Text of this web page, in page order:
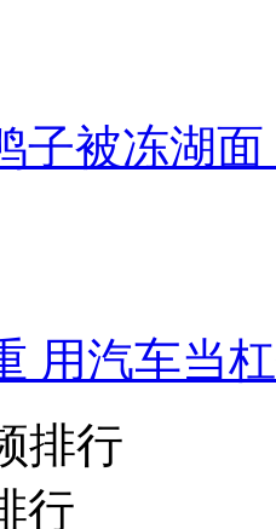
子被冻湖
用汽车当
排行
行